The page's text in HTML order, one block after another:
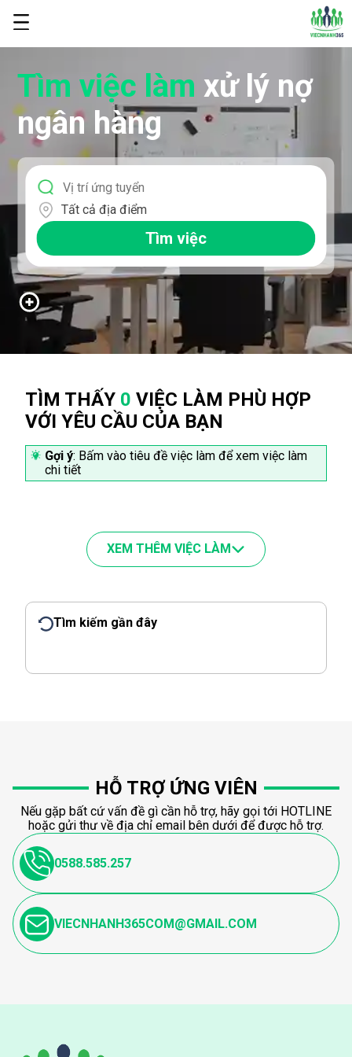
Tìm việc làmxử lý nợ
ngân hàng
Tất cả địa điểm
Tìm việc
TÌM THẤY 0 VIỆC LÀM PHÙ HỢP
VỚI YÊU CẦU CỦA BẠN
Gợi ý: Bấm vào tiêu đề việc làm để xem việc làm
chi tiết
XEM THÊM VIỆC LÀM
Tìm kiếm gần đây
HỖ TRỢ ỨNG VIÊN
Nếu gặp bất cứ vấn đề gì cần hỗ trợ, hãy gọi tới HOTLINE
hoặc gửi thư về địa chỉ email bên dưới để được hỗ trợ.
0588.585.257
VIECNHANH365COM@GMAIL.COM